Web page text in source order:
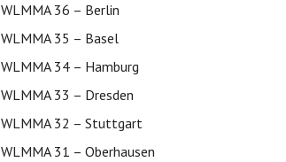
WLMMA 36 – Berlin
WLMMA 35 – Basel
WLMMA 34 – Hamburg
WLMMA 33 – Dresden
WLMMA 32 – Stuttgart
WLMMA 31 – Oberhausen